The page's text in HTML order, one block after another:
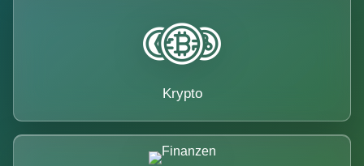
Krypto